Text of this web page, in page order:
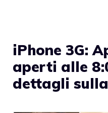
iPhone 3G:
aperti alle
dettagli